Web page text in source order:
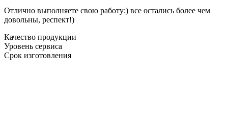
Отлично выполняете свою работу:) все остались более чем
довольны, респект!)
Качество продукции
Уровень сервиса
Срок изготовления